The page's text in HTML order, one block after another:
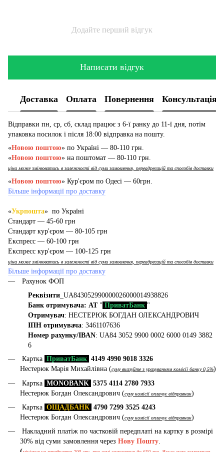
Додайте перший відгук
Написати відгук
Доставка Оплата Повернення Консультація
Відправки пн, ср, сб, склад працює з 6-ї ранку до 11-ї дня, потім
упаковка посилок і після 18:00 відправка на пошту.
«Новою поштою» по Україні — 80-110 грн.
«Новою поштою» на поштомат — 80-110 грн.
ціна може змінюватись в залежності від суми замовлення, переадресацій та способів доставки
«Новою поштою» Кур'єром по Одесі — 60грн.
Більше інформації про доставку
«Укрпошта» по Україні
Стандарт — 45-60 грн
Стандарт кур'єром — 80-105 грн
Експресс — 60-100 грн
Експресс кур'єром — 100-125 грн
ціна може змінюватись в залежності від суми замовлення, переадресацій та способів доставки
Більше інформації про доставку
Рахунок ФОП
Реквізити _UA843052990000026000014938826
Банк отримувача: АТ" ПриватБанк "
Отримувач: НЕСТЕРЮК БОГДАН ОЛЕКСАНДРОВИЧ
ІПН отримувача: 3461107636
Номер рахунку/IBAN: UA84 3052 9900 0002 6000 0149 3882
6
Картка ПриватБанк 4149 4990 9018 3326
Нестерюк Марія Михайлівна (суму вказуйте з урахуванням комісії банку 0,5%)
Картка MONOBANK 5375 4114 2780 7933
Нестерюк Богдан Олександрович (суму комісії оплачує відправник)
Картка ОЩАДБАНК 4790 7299 3525 4243
Нестерюк Богдан Олександрович (суму комісії оплачує відправник)
Накладний платіж по частковій передплаті на картку в розмірі
30% від суми замовлення через Нову Пошту.